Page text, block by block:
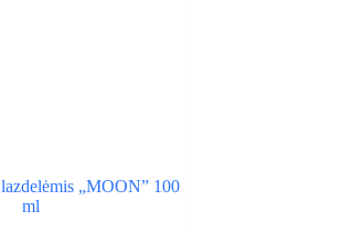
„MOON” 100
ml